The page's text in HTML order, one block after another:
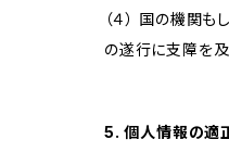
（４） 国の機関
の遂行に支障を
5. 個人情報の適